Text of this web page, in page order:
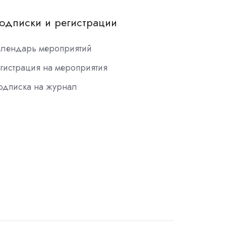
и регистрации
мероприятий
на мероприятия
на журнал